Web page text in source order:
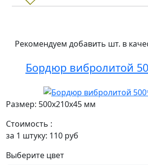
Рекомендуем добавить шт. в
Бордюр вибролитой
Размер: 500x210x45 мм
Стоимость :
за 1 штуку: 110 руб
Выберите цвет